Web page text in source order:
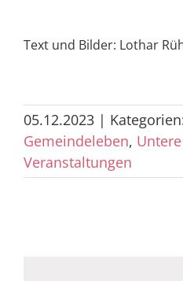
Text und Bilder: Lothar
05.12.2023 |
Gemeindeleben,
Veranstaltungen